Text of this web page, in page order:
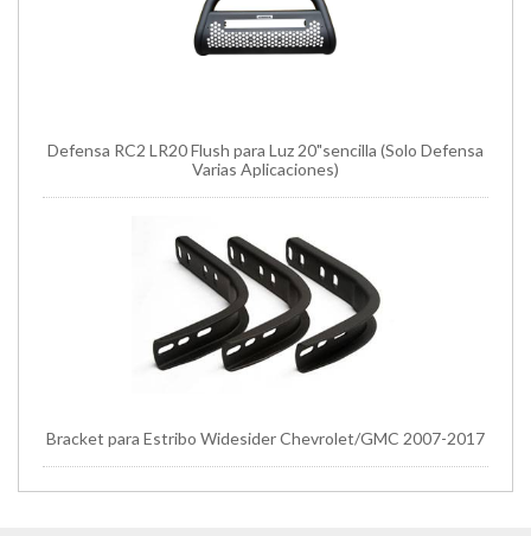
Defensa RC2 LR20 Flush para Luz 20"sencilla (Solo Defensa
Varias Aplicaciones)
Bracket para Estribo Widesider Chevrolet/GMC 2007-2017